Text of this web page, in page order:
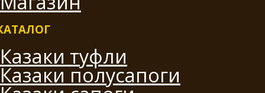
Казаки туфли
Казаки полусапоги